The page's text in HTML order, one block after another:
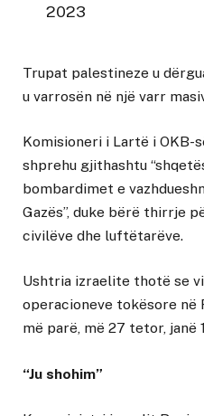
2023
Trupat palestineze u
u varrosën në një varr
Komisioneri i Lartë i
shprehu gjithashtu
bombardimet e
Gazës”, duke bërë thirrje
civilëve dhe luftëtarëve.
Ushtria izraelite thotë se
operacioneve tokësore në
më parë, më 27 tetor, janë
“Ju shohim”